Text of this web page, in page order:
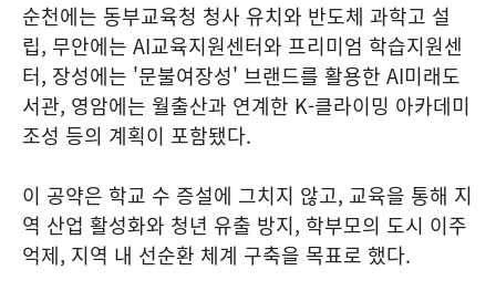
순천에는 동부교육청 청사 유치와 반도체 과학고 설
립, 무안에는 AI교육지원센터와 프리미엄 학습지원센
터, 장성에는 '문불여장성' 브랜드를 활용한 AI미래도
서관, 영암에는 월출산과 연계한 K-클라이밍 아카데미
조성 등의 계획이 포함됐다.
이 공약은 학교 수 증설에 그치지 않고, 교육을 통해 지
역 산업 활성화와 청년 유출 방지, 학부모의 도시 이주
억제, 지역 내 선순환 체계 구축을 목표로 했다.